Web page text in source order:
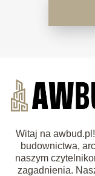
Witaj na
budownictwa,
naszym
zagadnienia.